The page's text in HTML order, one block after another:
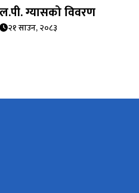
ग्यासको विवरण
२१ साउन, २०८३